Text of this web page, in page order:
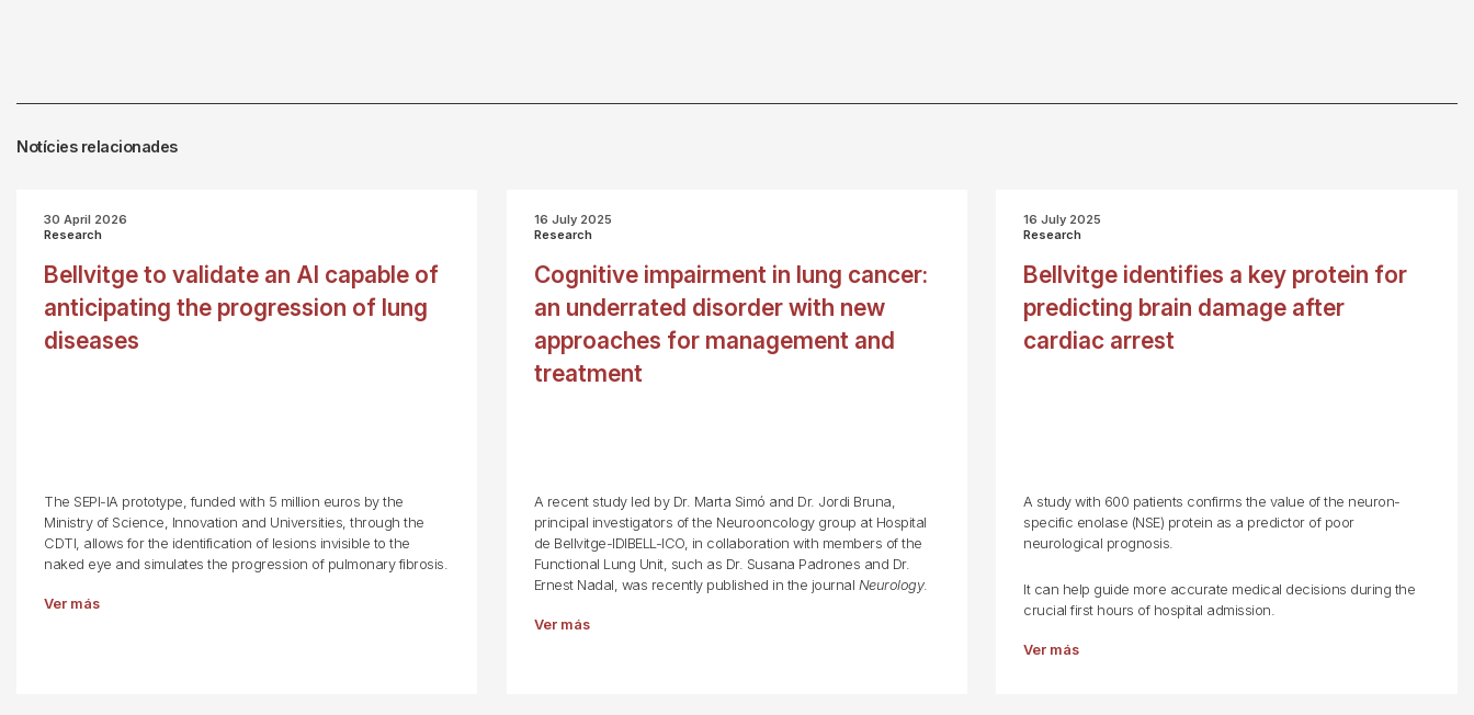
Notícies relacionades
30 April 2026
Research
Bellvitge to validate an AI capable of
anticipating the progression of lung
diseases
The SEPI-IA prototype, funded with 5 million euros by the
Ministry of Science, Innovation and Universities, through the
CDTI, allows for the identification of lesions invisible to the
naked eye and simulates the progression of pulmonary fibrosis.
Ver más
16 July 2025
Research
Cognitive impairment in lung cancer:
an underrated disorder with new
approaches for management and
treatment
A recent study led by Dr. Marta Simó and Dr. Jordi Bruna,
principal investigators of the Neurooncology group at Hospital
de Bellvitge-IDIBELL-ICO, in collaboration with members of the
Functional Lung Unit, such as Dr. Susana Padrones and Dr.
Ernest Nadal, was recently published in the journal Neurology.
Ver más
16 July 2025
Research
Bellvitge identifies a key protein for
predicting brain damage after
cardiac arrest
A study with 600 patients confirms the value of the neuron-
specific enolase (NSE) protein as a predictor of poor
neurological prognosis.
It can help guide more accurate medical decisions during the
crucial first hours of hospital admission.
Ver más